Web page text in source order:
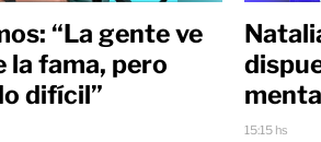
“La gente ve
la fama, pero
difícil”
15:15 hs